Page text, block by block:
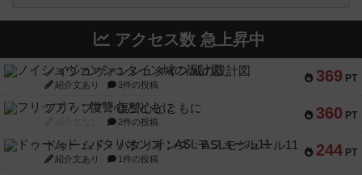
アクセス数 急上昇中
369 PT
ノイシュヴァンシュタイン城の設計図
紹介文あり 3件の投稿
360 PT
フリップ７：復讐心とともに
2件の投稿
244 PT
ドゥームド・バタリオンズ：ASLモジュール11
紹介文あり 1件の投稿